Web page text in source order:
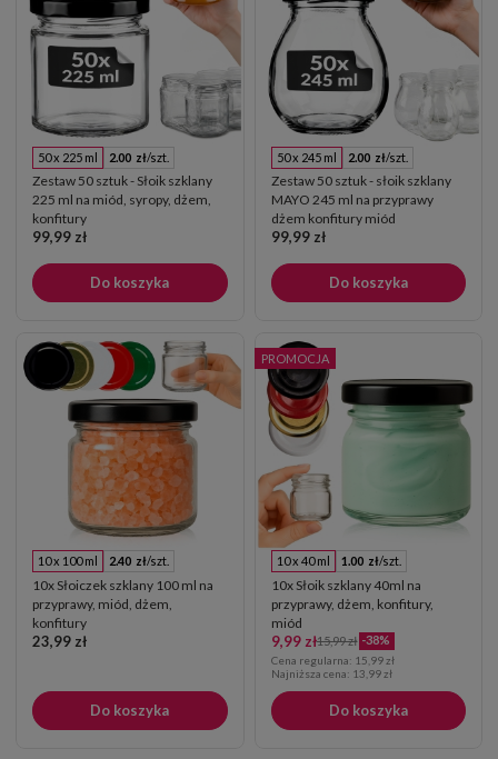
50 x 225 ml 2.00 zł/szt.
Zestaw 50 sztuk - Słoik szklany
225 ml na miód, syropy, dżem,
konfitury
99,99 zł
Do koszyka
50 x 245 ml 2.00 zł/szt.
Zestaw 50 sztuk - słoik szklany
MAYO 245 ml na przyprawy
dżem konfitury miód
99,99 zł
Do koszyka
10 x 100 ml 2.40 zł/szt.
10x Słoiczek szklany 100 ml na
przyprawy, miód, dżem,
konfitury
23,99 zł
Do koszyka
10 x 40 ml 1.00 zł/szt.
10x Słoik szklany 40ml na
przyprawy, dżem, konfitury,
miód
9,99 zł15,99 zł -38%
Cena regularna: 15,99 zł
Najniższa cena: 13,99 zł
Do koszyka
PROMOCJA